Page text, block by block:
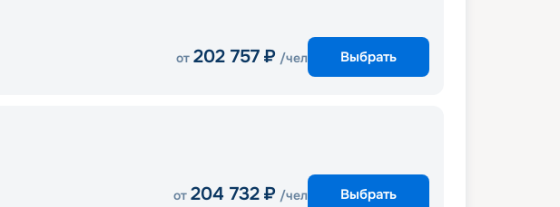
от 202 757 ₽ /чел Выбрать
от 204 732 ₽ /чел Выбрать